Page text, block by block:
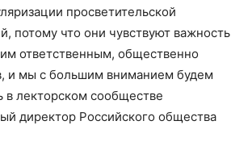
просветительской
потому что они чувствуют важность
ответственным, общественно
и мы с большим вниманием будем
в лекторском сообществе
директор Российского общества